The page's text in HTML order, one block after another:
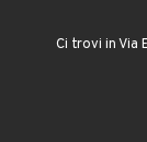
Ci trovi in Via